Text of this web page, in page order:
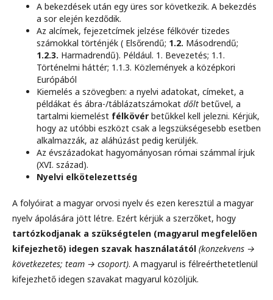
A bekezdések után egy üres sor következik. A bekezdés
a sor elején kezdődik.
Az alcímek, fejezetcímek jelzése félkövér tizedes
számokkal történjék ( Elsőrendű; 1.2. Másodrendű;
1.2.3. Harmadrendű). Például. 1. Bevezetés; 1.1.
Történelmi háttér; 1.1.3. Közlemények a középkori
Európából
Kiemelés a szövegben: a nyelvi adatokat, címeket, a
példákat és ábra-/táblázatszámokat dőlt betűvel, a
tartalmi kiemelést félkövér betűkkel kell jelezni. Kérjük,
hogy az utóbbi eszközt csak a legszükségesebb esetben
alkalmazzák, az aláhúzást pedig kerüljék.
Az évszázadokat hagyományosan római számmal írjuk
(XVI. század).
Nyelvi elkötelezettség
A folyóirat a magyar orvosi nyelv és ezen keresztül a magyar
nyelv ápolására jött létre. Ezért kérjük a szerzőket, hogy
tartózkodjanak a szükségtelen (magyarul megfelelően
kifejezhető) idegen szavak használatától (konzekvens →
következetes; team → csoport). A magyarul is félreérthetetlenül
kifejezhető idegen szavakat magyarul közöljük.